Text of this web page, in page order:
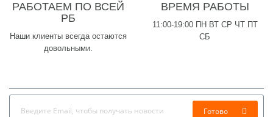
РАБОТАЕМ ПО ВСЕЙ
РБ
Наши клиенты всегда остаются
довольными.
ВРЕМЯ РАБОТЫ
11:00-19:00 ПН ВТ СР ЧТ ПТ
СБ
Готово